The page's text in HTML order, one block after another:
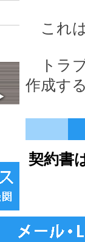
これ
トラ
作成す
契約書